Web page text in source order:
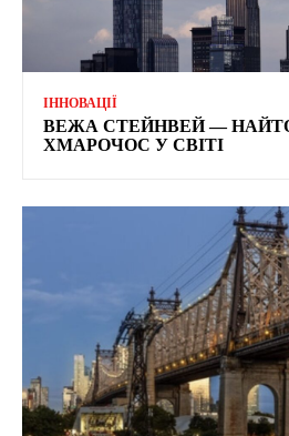
ІННОВАЦІЇ
ВЕЖА СТЕЙНВЕЙ —
ХМАРОЧОС У СВІТІ